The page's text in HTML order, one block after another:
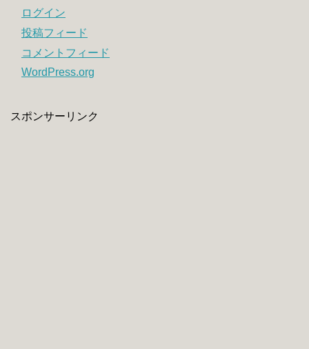
ログイン
投稿フィード
コメントフィード
WordPress.org
スポンサーリンク